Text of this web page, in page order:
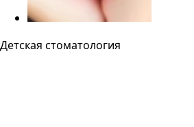
Детская стоматология